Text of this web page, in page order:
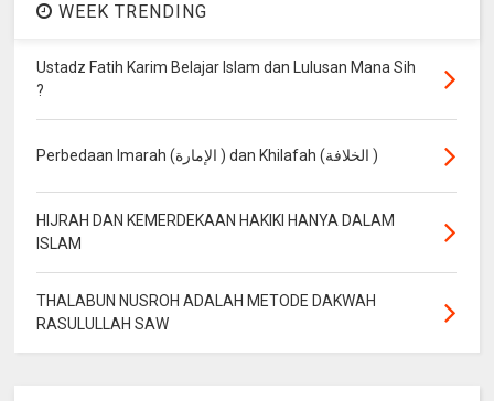
WEEK TRENDING
Ustadz Fatih Karim Belajar Islam dan Lulusan Mana Sih
?
Perbedaan Imarah (الإمارة ) dan Khilafah (الخلافة )
HIJRAH DAN KEMERDEKAAN HAKIKI HANYA DALAM
ISLAM
THALABUN NUSROH ADALAH METODE DAKWAH
RASULULLAH SAW